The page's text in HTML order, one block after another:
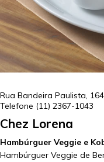
Rua Bandeira Paulista,
Telefone (11) 2367-1043
Chez Lorena
Hambúrguer Veggie e
Hambúrguer Veggie de